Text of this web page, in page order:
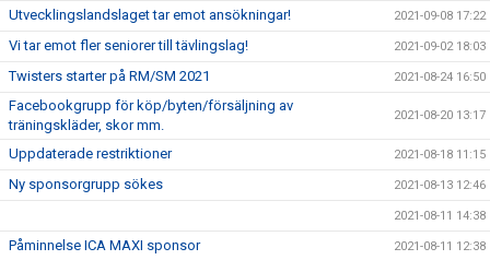
Utvecklingslandslaget tar emot ansökningar! 2021-09-08 17:22
Vi tar emot fler seniorer till tävlingslag! 2021-09-02 18:03
Twisters starter på RM/SM 2021 2021-08-24 16:50
Facebookgrupp för köp/byten/försäljning av
träningskläder, skor mm.
2021-08-20 13:17
Uppdaterade restriktioner 2021-08-18 11:15
Ny sponsorgrupp sökes 2021-08-13 12:46
2021-08-11 14:38
Påminnelse ICA MAXI sponsor 2021-08-11 12:38